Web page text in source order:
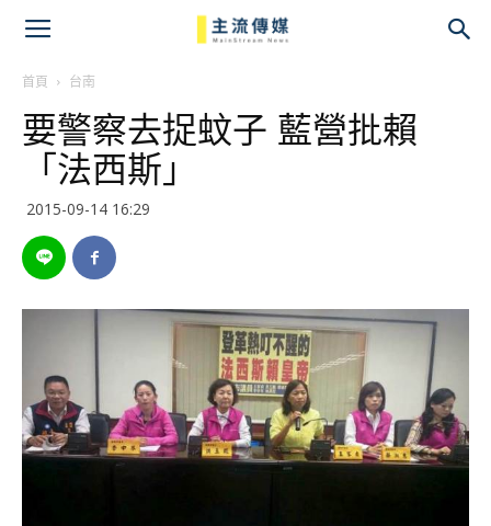
首頁 台南
要警察去捉蚊子 藍營批賴
「法西斯」
2015-09-14 16:29